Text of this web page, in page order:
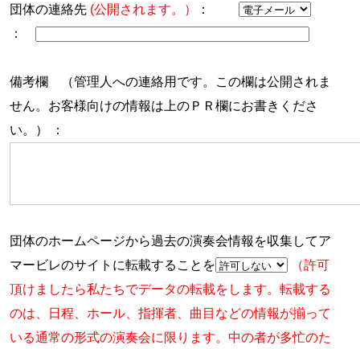
団体の連絡先 (公開されます。）
：
：
備考欄 （管理人への連絡用です。この欄は公開されま
せん。お客様向けの情報は上のＰＲ欄にお書きくださ
い。） ：
団体のホームページから過去の演奏会情報を収集してア
マービレのサイトに転載することを
（許可
頂けましたら私たちでデータの転載をします。転載する
のは、日程、ホール、指揮者、曲目などの情報が揃って
いる通常の形式の演奏会に限ります。中の者が多忙のた